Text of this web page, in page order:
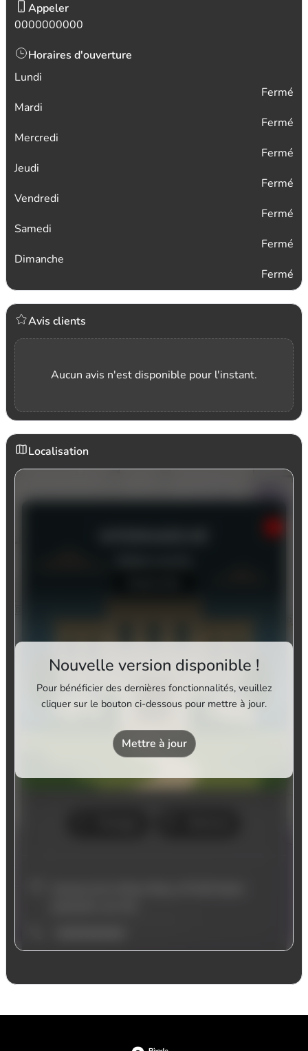
Appeler
0000000000
Horaires d'ouverture
Lundi
Fermé
Mardi
Fermé
Mercredi
Fermé
Jeudi
Fermé
Vendredi
Fermé
Samedi
Fermé
Dimanche
Fermé
Avis clients
Aucun avis n'est disponible pour l'instant.
Localisation